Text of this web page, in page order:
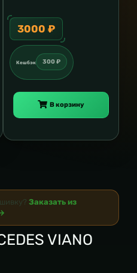
3000 ₽
Кешбэк 300 ₽
В корзину
Заказать из
VIANO